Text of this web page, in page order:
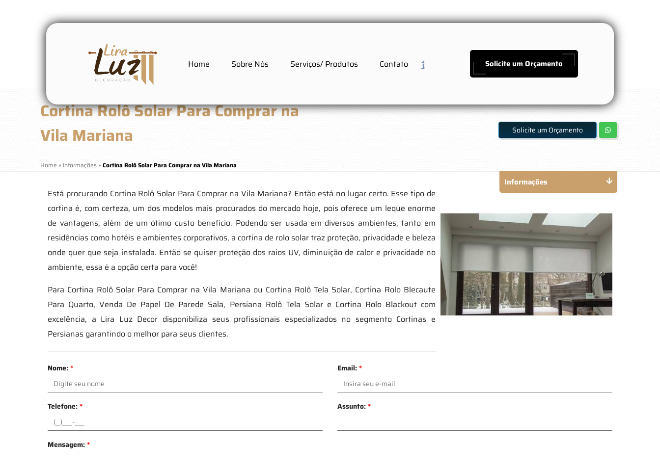
Home Sobre Nós Serviços/ Produtos Contato Solicite um Orçamento
Cortina Rolô Solar Para Comprar na
Vila Mariana
Home » Informações »Cortina Rolô Solar Para Comprar na Vila Mariana
Solicite um Orçamento
Está procurando Cortina Rolô Solar Para Comprar na Vila Mariana? Então está no lugar certo. Esse tipo de
cortina é, com certeza, um dos modelos mais procurados do mercado hoje, pois oferece um leque enorme
de vantagens, além de um ótimo custo benefício. Podendo ser usada em diversos ambientes, tanto em
residências como hotéis e ambientes corporativos, a cortina de rolo solar traz proteção, privacidade e beleza
onde quer que seja instalada. Então se quiser proteção dos raios UV, diminuição de calor e privacidade no
ambiente, essa é a opção certa para você!
Para Cortina Rolô Solar Para Comprar na Vila Mariana ou Cortina Rolô Tela Solar, Cortina Rolo Blecaute
Para Quarto, Venda De Papel De Parede Sala, Persiana Rolô Tela Solar e Cortina Rolo Blackout com
excelência, a Lira Luz Decor disponibiliza seus profissionais especializados no segmento Cortinas e
Persianas garantindo o melhor para seus clientes.
Nome:* Email:*
Telefone:* Assunto:*
Mensagem:*
Informações